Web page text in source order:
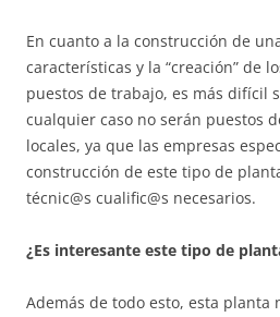
En cuanto a la construcción de
características y la “creación” de
puestos de trabajo, es más difícil
cualquier caso no serán puestos
locales, ya que las empresas
construcción de este tipo de
técnic@s cualific@s necesarios.
¿Es interesante este tipo de
Además de todo esto, esta planta